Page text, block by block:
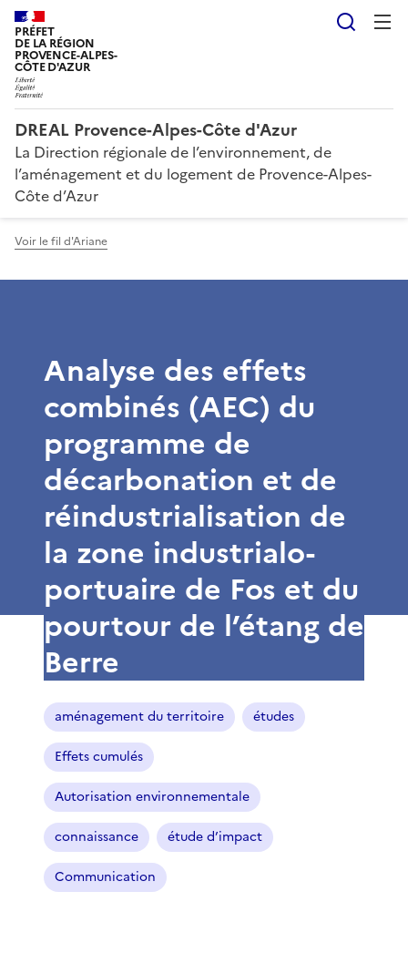
PRÉFET
DE LA RÉGION
PROVENCE-ALPES-
CÔTE D'AZUR
DREAL Provence-Alpes-Côte d'Azur
La Direction régionale de l’environnement, de
l’aménagement et du logement de Provence-Alpes-
Côte d’Azur
Voir le fil d'Ariane
Analyse des effets
combinés (AEC) du
programme de
décarbonation et de
réindustrialisation de
la zone industrialo-
portuaire de Fos et du
pourtour de l’étang de
Berre
aménagement du territoire études
Effets cumulés
Autorisation environnementale
connaissance étude d’impact
Communication